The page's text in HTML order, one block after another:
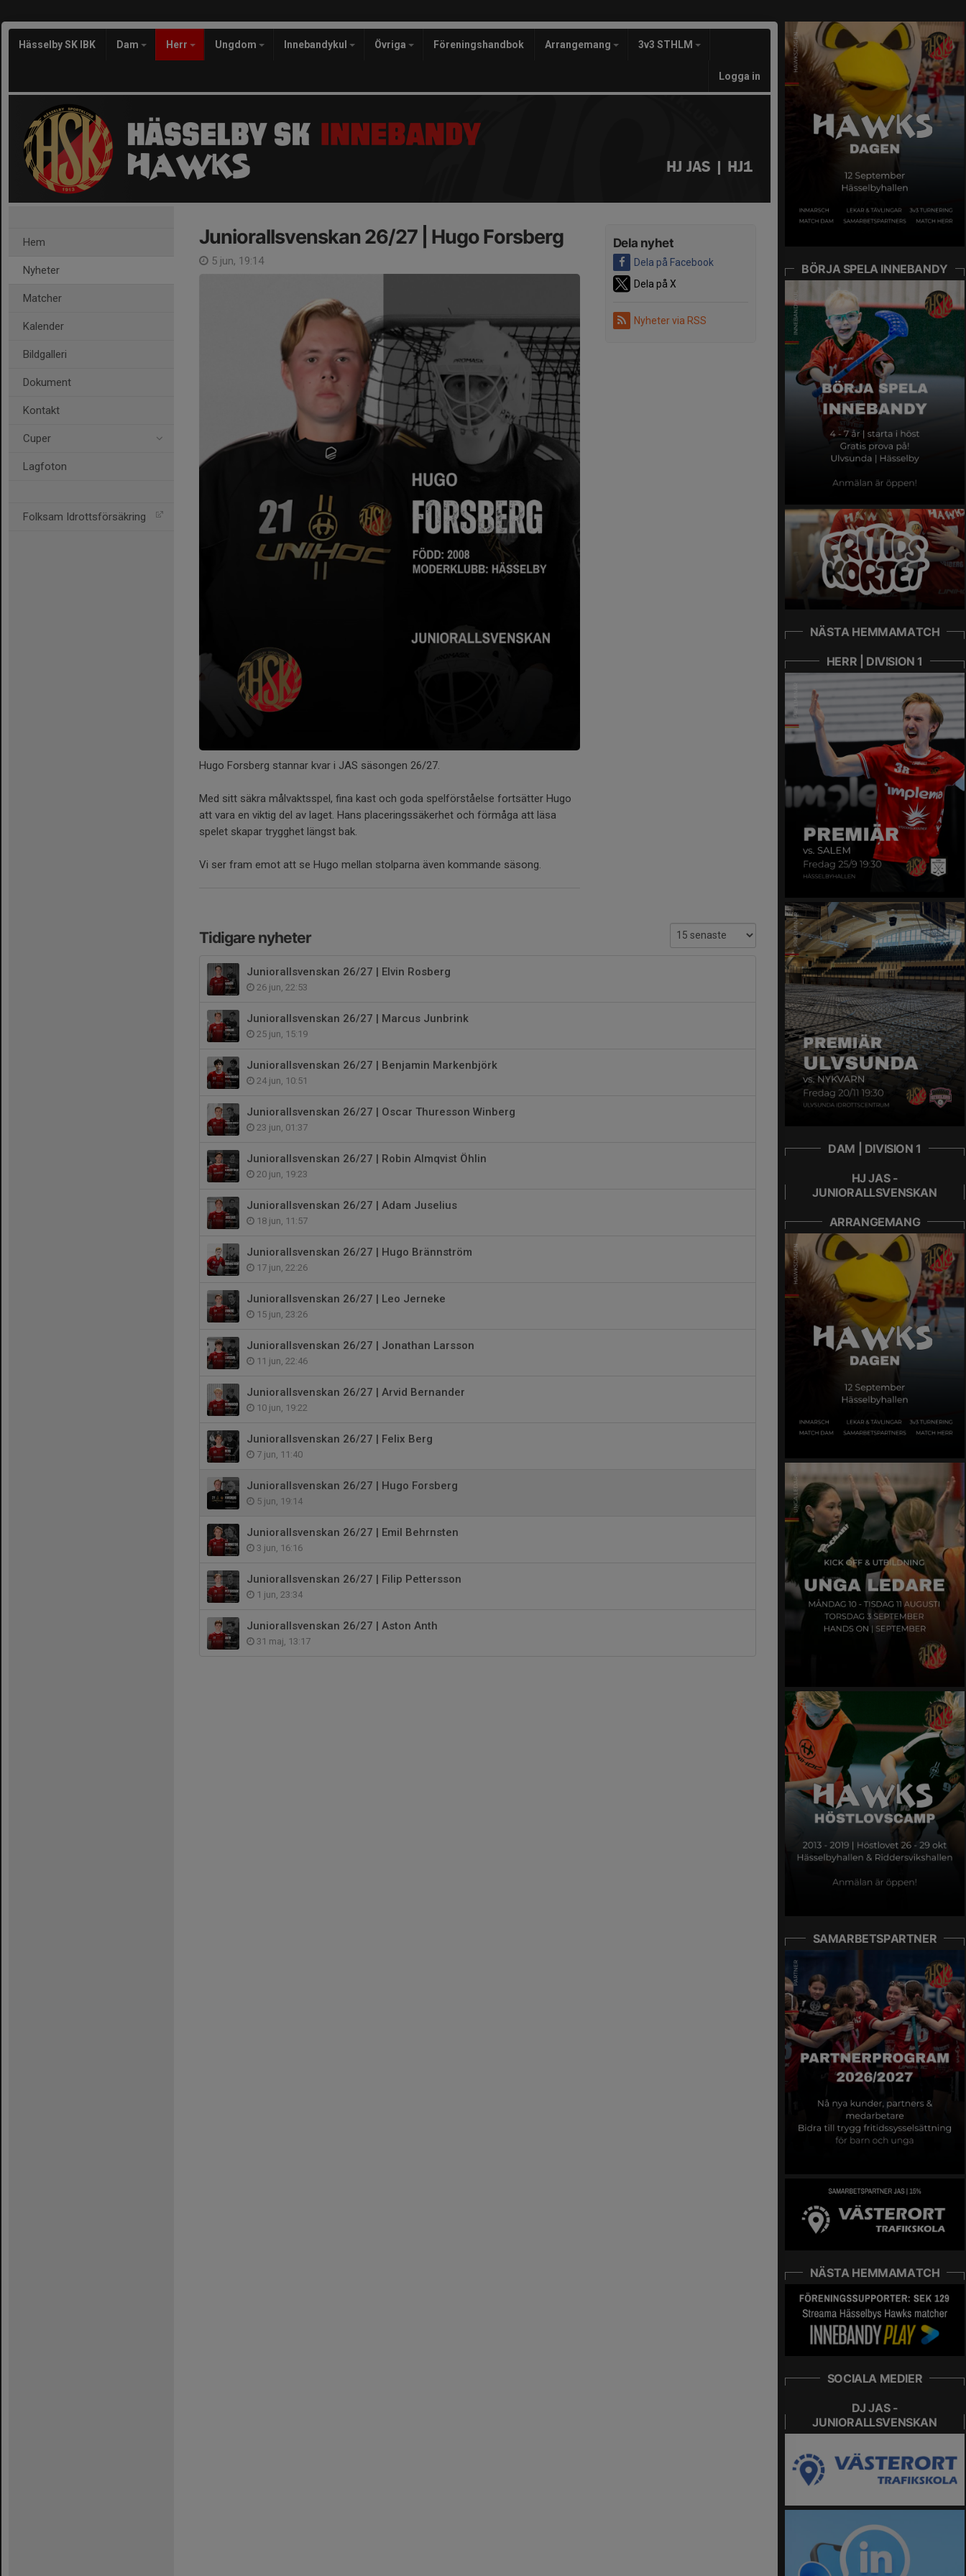
Hässelby SK IBK Dam Herr Ungdom Innebandykul Övriga Föreningshandbok Arrangemang 3v3 STHLM
Logga in
HJ JAS | HJ1
Hem
Nyheter
Matcher
Kalender
Bildgalleri
Dokument
Kontakt
Cuper
Lagfoton
Folksam Idrottsförsäkring
Dela nyhet
Dela på Facebook
Dela på X
Nyheter via RSS
Juniorallsvenskan 26/27 | Hugo Forsberg
5 jun, 19:14
Hugo Forsberg stannar kvar i JAS säsongen 26/27.
Med sitt säkra målvaktsspel, fina kast och goda spelförståelse fortsätter Hugo
att vara en viktig del av laget. Hans placeringssäkerhet och förmåga att läsa
spelet skapar trygghet längst bak.
Vi ser fram emot att se Hugo mellan stolparna även kommande säsong.
Tidigare nyheter
Juniorallsvenskan 26/27 | Elvin Rosberg
26 jun, 22:53
Juniorallsvenskan 26/27 | Marcus Junbrink
25 jun, 15:19
Juniorallsvenskan 26/27 | Benjamin Markenbjörk
24 jun, 10:51
Juniorallsvenskan 26/27 | Oscar Thuresson Winberg
23 jun, 01:37
Juniorallsvenskan 26/27 | Robin Almqvist Öhlin
20 jun, 19:23
Juniorallsvenskan 26/27 | Adam Juselius
18 jun, 11:57
Juniorallsvenskan 26/27 | Hugo Brännström
17 jun, 22:26
Juniorallsvenskan 26/27 | Leo Jerneke
15 jun, 23:26
Juniorallsvenskan 26/27 | Jonathan Larsson
11 jun, 22:46
Juniorallsvenskan 26/27 | Arvid Bernander
10 jun, 19:22
Juniorallsvenskan 26/27 | Felix Berg
7 jun, 11:40
Juniorallsvenskan 26/27 | Hugo Forsberg
5 jun, 19:14
Juniorallsvenskan 26/27 | Emil Behrnsten
3 jun, 16:16
Juniorallsvenskan 26/27 | Filip Pettersson
1 jun, 23:34
Juniorallsvenskan 26/27 | Aston Anth
31 maj, 13:17
BÖRJA SPELA INNEBANDY
NÄSTA HEMMAMATCH
HERR | DIVISION 1
DAM | DIVISION 1
HJ JAS -
JUNIORALLSVENSKAN
ARRANGEMANG
SAMARBETSPARTNER
NÄSTA HEMMAMATCH
SOCIALA MEDIER
DJ JAS -
JUNIORALLSVENSKAN